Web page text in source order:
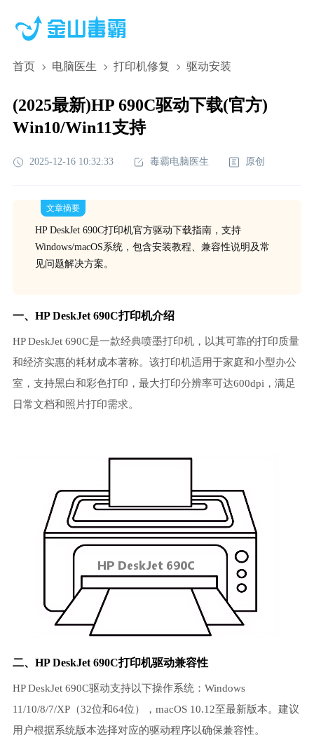
首页 电脑医生 打印机修复 驱动安装
(2025最新)HP 690C驱动下载(官方)
Win10/Win11支持
2025-12-16 10:32:33 毒霸电脑医生 原创
文章摘要
HP DeskJet 690C打印机官方驱动下载指南，支持
Windows/macOS系统，包含安装教程、兼容性说明及常
见问题解决方案。
一、HP DeskJet 690C打印机介绍
HP DeskJet 690C是一款经典喷墨打印机，以其可靠的打印质量
和经济实惠的耗材成本著称。该打印机适用于家庭和小型办公
室，支持黑白和彩色打印，最大打印分辨率可达600dpi，满足
日常文档和照片打印需求。
二、HP DeskJet 690C打印机驱动兼容性
HP DeskJet 690C驱动支持以下操作系统：Windows
11/10/8/7/XP（32位和64位），macOS 10.12至最新版本。建议
用户根据系统版本选择对应的驱动程序以确保兼容性。